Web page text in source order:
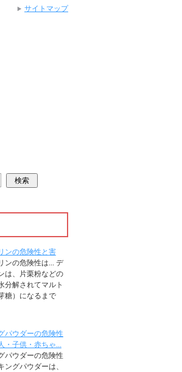
ンの危険性と害
ンの危険性は... デ
は、片栗粉などの
分解されてマルト
糖）になるまで
パウダーの危険性
・子供・赤ちゃ...
パウダーの危険性
ングパウダーは、
サイトマップ